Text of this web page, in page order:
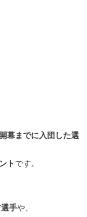
幕までに入団した選
トです。
手や、